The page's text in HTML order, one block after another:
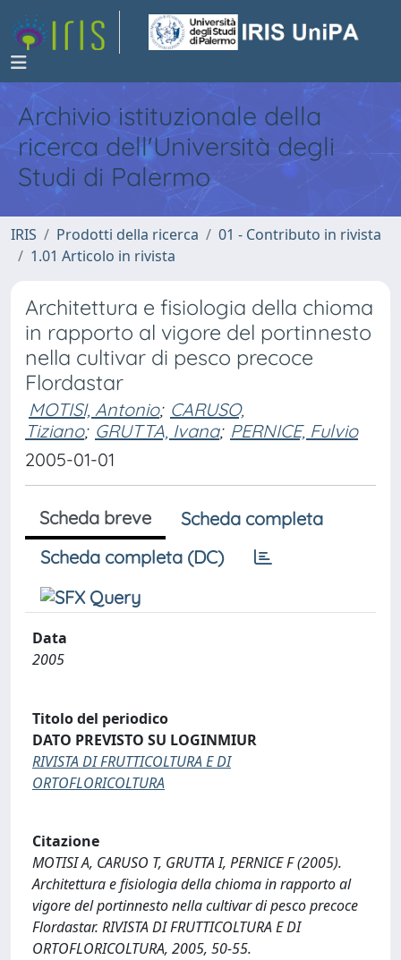
Archivio istituzionale della
ricerca dell'Università degli
Studi di Palermo
IRIS Prodotti della ricerca
01 - Contributo in rivista
1.01 Articolo in rivista
Architettura e fisiologia della chioma
in rapporto al vigore del portinnesto
nella cultivar di pesco precoce
Flordastar
MOTISI, Antonio; CARUSO,
Tiziano; GRUTTA, Ivana; PERNICE, Fulvio
2005-01-01
Scheda breve
Scheda completa
Scheda completa (DC)
Data
2005
Titolo del periodico
DATO PREVISTO SU LOGINMIUR
RIVISTA DI FRUTTICOLTURA E DI
ORTOFLORICOLTURA
Citazione
MOTISI A, CARUSO T, GRUTTA I, PERNICE F (2005).
Architettura e fisiologia della chioma in rapporto al
vigore del portinnesto nella cultivar di pesco precoce
Flordastar. RIVISTA DI FRUTTICOLTURA E DI
ORTOFLORICOLTURA, 2005, 50-55.